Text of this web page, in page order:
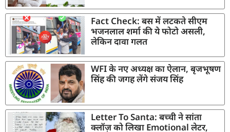
Fact Check: बस में लटकते सीएम
भजनलाल शर्मा की ये फोटो असली,
लेकिन दावा गलत
WFI के नए अध्यक्ष का ऐलान, बृजभूषण
सिंह की जगह लेंगे संजय सिंह
Letter To Santa: बच्ची ने सांता
क्लॉज़ को लिखा Emotional लेटर,